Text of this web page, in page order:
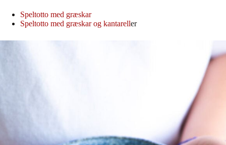
Speltotto med græskar
Speltotto med græskar og kantareller